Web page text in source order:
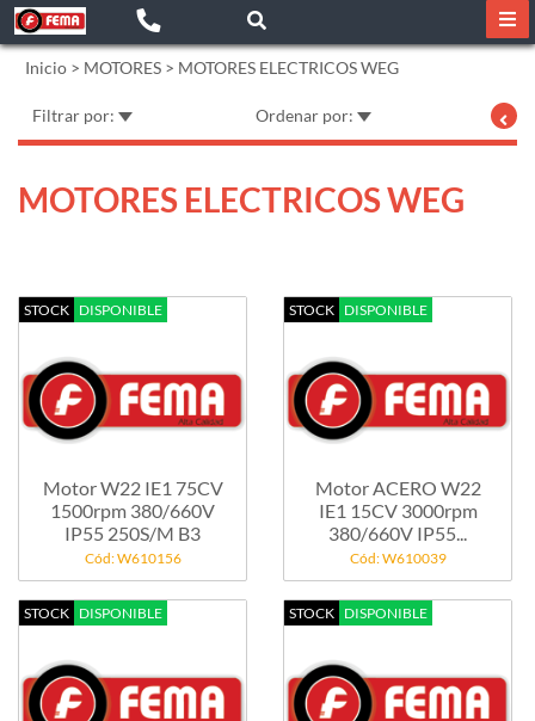
Inicio > MOTORES > MOTORES ELECTRICOS WEG
Filtrar por: Ordenar por:
MOTORES ELECTRICOS WEG
STOCK DISPONIBLE
Motor W22 IE1 75CV
1500rpm 380/660V
IP55 250S/M B3
Cód: W610156
STOCK DISPONIBLE
Motor ACERO W22
IE1 15CV 3000rpm
380/660V IP55...
Cód: W610039
STOCK DISPONIBLE STOCK DISPONIBLE